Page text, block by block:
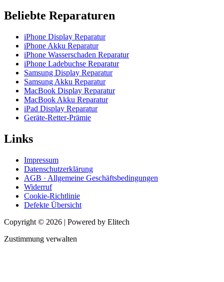
Beliebte Reparaturen
iPhone Display Reparatur
iPhone Akku Reparatur
iPhone Wasserschaden Reparatur
iPhone Ladebuchse Reparatur
Samsung Display Reparatur
Samsung Akku Reparatur
MacBook Display Reparatur
MacBook Akku Reparatur
iPad Display Reparatur
Geräte-Retter-Prämie
Links
Impressum
Datenschutzerklärung
AGB · Allgemeine Geschäftsbedingungen
Widerruf
Cookie-Richtlinie
Defekte Übersicht
Copyright © 2026 | Powered by Elitech
Zustimmung verwalten